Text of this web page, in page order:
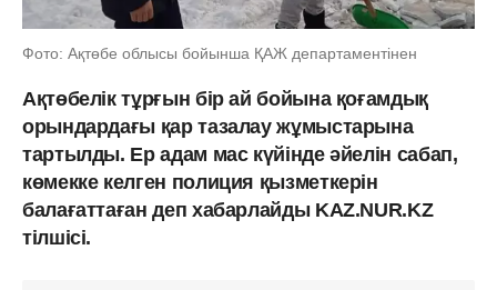
Фото: Ақтөбе облысы бойынша ҚАЖ департаментінен
Ақтөбелік тұрғын бір ай бойына қоғамдық
орындардағы қар тазалау жұмыстарына
тартылды. Ер адам мас күйінде әйелін сабап,
көмекке келген полиция қызметкерін
балағаттаған деп хабарлайды KAZ.NUR.KZ
тілшісі.